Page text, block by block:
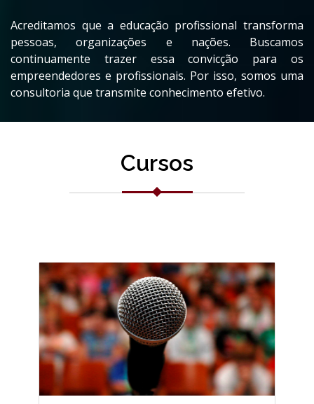
Acreditamos que a educação profissional transforma
pessoas, organizações e nações. Buscamos
continuamente trazer essa convicção para os
empreendedores e profissionais. Por isso, somos uma
consultoria que transmite conhecimento efetivo.
Cursos